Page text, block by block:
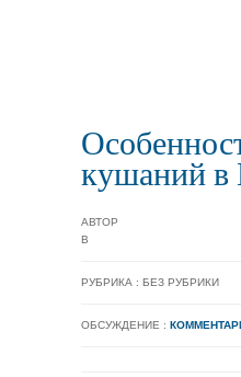
кушаний в
АВТОР
В
РУБРИКА : БЕЗ РУБРИКИ
ОБСУЖДЕНИЕ :